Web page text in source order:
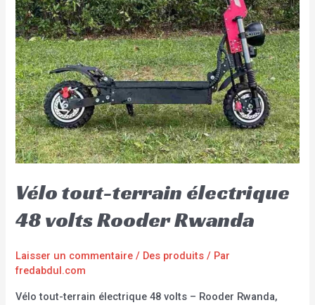
Vélo tout-terrain électrique
48 volts Rooder Rwanda
Laisser un commentaire / Des produits / Par
fredabdul.com
Vélo tout-terrain électrique 48 volts – Rooder Rwanda,